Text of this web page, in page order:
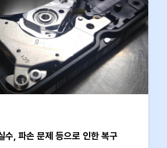
수, 파손 문제 등으로 인한 복구